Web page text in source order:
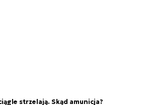
strzelają. Skąd amunicja?